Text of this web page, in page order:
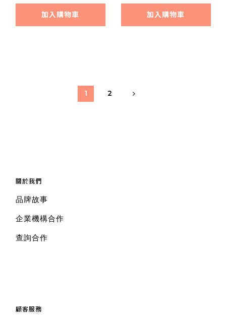
加入購物車 加入購物車
1 2
關於我們
品牌故事
企業機構合作
查詢合作
顧客服務